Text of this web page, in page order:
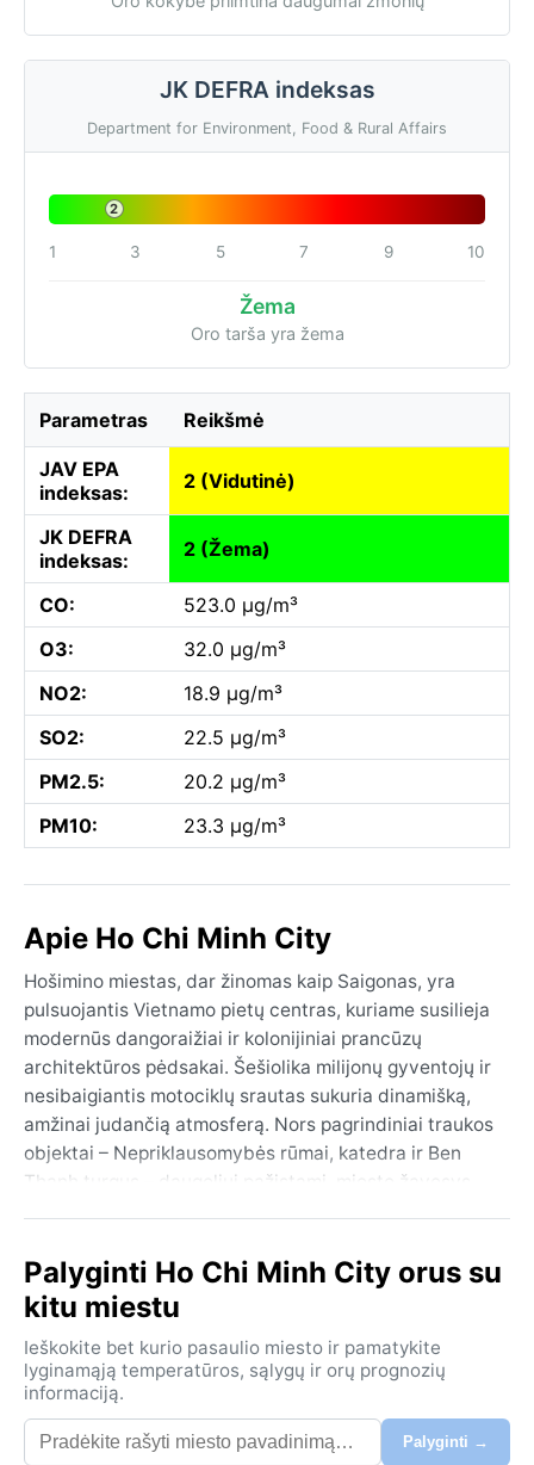
JK DEFRA indeksas
Department for Environment, Food & Rural Affairs
2
1 3 5 7 9 10
Žema
Oro tarša yra žema
Parametras Reikšmė
JAV EPA
indeksas:
2 (Vidutinė)
JK DEFRA
indeksas:
2 (Žema)
CO:
523.0 µg/m³
O3:
32.0 µg/m³
NO2:
18.9 µg/m³
SO2:
22.5 µg/m³
PM2.5:
20.2 µg/m³
PM10:
23.3 µg/m³
Apie Ho Chi Minh City
Hošimino miestas, dar žinomas kaip Saigonas, yra
pulsuojantis Vietnamo pietų centras, kuriame susilieja
modernūs dangoraižiai ir kolonijiniai prancūzų
architektūros pėdsakai. Šešiolika milijonų gyventojų ir
nesibaigiantis motociklų srautas sukuria dinamišką,
amžinai judančią atmosferą. Nors pagrindiniai traukos
objektai – Nepriklausomybės rūmai, katedra ir Ben
Thanh turgus – daugeliui pažįstami, miesto žavesys
Vietnamo gale, prie Saigono upės, šis metropolis
alsuoja karšta, drėgna energija.
Klimatas pagal Köppen klasifikaciją yra Aw – atogrąžų
savana. Čia nėra tikros žiemos: ištisus metus
temperatūra svyruoja tarp 26–35 °C. Išskiriami tik du
sezonai: sausasis (lapkritis–balandis) ir drėgnasis
(gegužė–spalis). Sausąjį sezoną saulė kaitina nuo ryto
Palyginti Ho Chi Minh City orus su
kitu miestu
Ieškokite bet kurio pasaulio miesto ir pamatykite
lyginamąją temperatūros, sąlygų ir orų prognozių
informaciją.
Palyginti →